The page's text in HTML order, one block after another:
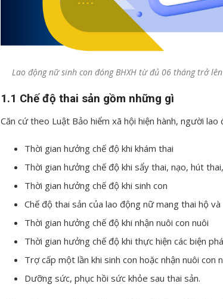
Lao động nữ sinh con đóng BHXH từ đủ 06 tháng trở
1.1 Chế độ thai sản gồm những gì
Căn cứ theo Luật Bảo hiểm xã hội hiện hành, người
Thời gian hưởng chế độ khi khám thai
Thời gian hưởng chế độ khi sẩy thai, nạo, hút
Thời gian hưởng chế độ khi sinh con
Chế độ thai sản của lao động nữ mang thai hộ
Thời gian hưởng chế độ khi nhận nuôi con nuôi
Thời gian hưởng chế độ khi thực hiện các biện
Trợ cấp một lần khi sinh con hoặc nhận nuôi con
Dưỡng sức, phục hồi sức khỏe sau thai sản.